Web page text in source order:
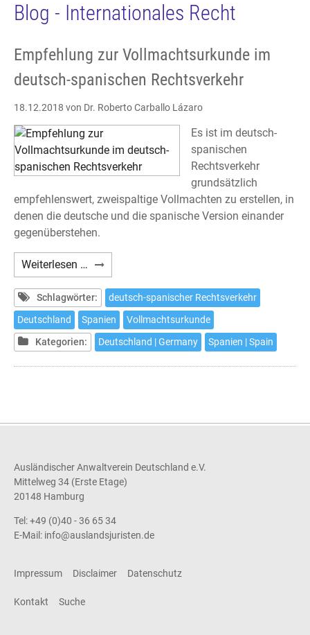
Blog - Internationales Recht
Empfehlung zur Vollmachtsurkunde im
deutsch-spanischen Rechtsverkehr
18.12.2018 von Dr. Roberto Carballo Lázaro
Es ist im deutsch-
spanischen
Rechtsverkehr
grundsätzlich
empfehlenswert, zweispaltige Vollmachten zu erstellen, in
denen die deutsche und die spanische Version einander
gegenüberstehen.
Weiterlesen … Empfehlung
zur
Vollmachtsurkunde
im
deutsch-
spanischen
Rechtsverkehr
Schlagwörter:
deutsch-spanischer Rechtsverkehr
Deutschland
Spanien
Vollmachtsurkunde
Kategorien:
Deutschland | Germany Spanien | Spain
Ausländischer Anwaltverein Deutschland e.V.
Mittelweg 34 (Erste Etage)
20148 Hamburg
Tel: +49 (0)40 - 36 65 34
E-Mail: info@auslandsjuristen.de
Impressum Disclaimer Datenschutz
Kontakt Suche